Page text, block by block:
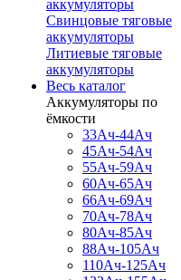
аккумуляторы
Свинцовые тяговые
аккумуляторы
Литиевые тяговые
аккумуляторы
Весь каталог
Аккумуляторы по
ёмкости
33Ач-44Ач
45Ач-54Ач
55Ач-59Ач
60Ач-65Ач
66Ач-69Ач
70Ач-78Ач
80Ач-85Ач
88Ач-105Ач
110Ач-125Ач